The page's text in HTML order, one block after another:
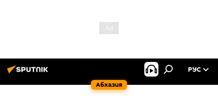
Абхазия
РУС